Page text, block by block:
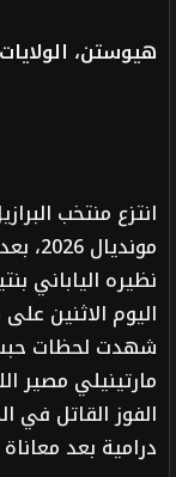
هيوستن،
شهدت لحظات
مارتينيلي مصير
درامية بعد